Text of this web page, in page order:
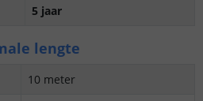
5 jaar
lengte
10 meter